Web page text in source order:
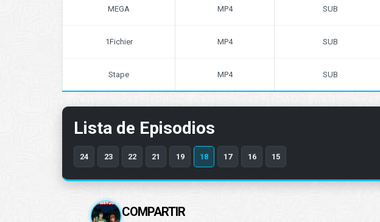
MEGA MP4 SUB
1Fichier MP4 SUB
Stape MP4 SUB
Lista de Episodios
24 23 22 21 19 18 17 16 15
COMPARTIR